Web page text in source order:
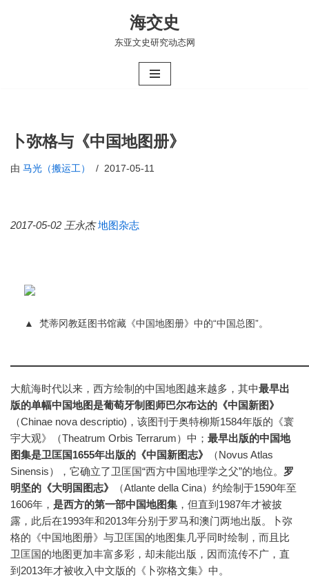
海交史
东亚文史研究动态网
卜弥格与《中国地图册》
由 马光（搬运工） 2017-05-11
2017-05-02 王永杰 地图杂志
▲ 梵蒂冈教廷图书馆藏《中国地图册》中的“中国总图”。
大航海时代以来，西方绘制的中国地图越来越多，其中最早出
版的单幅中国地图是葡萄牙制图师巴尔布达的《中国新图》
（Chinae nova descriptio)，该图刊于奥特柳斯1584年版的《寰
宇大观》（Theatrum Orbis Terrarum）中； 最早出版的中国地
图集是卫匡国1655年出版的《中国新图志》
（Novus Atlas
Sinensis），它确立了卫匡国“西方中国地理学之父”的地位。 罗
明坚的《大明国图志》
（Atlante della Cina）约绘制于1590年至
1606年， 是西方的第一部中国地图集 ，但直到1987年才被披
露，此后在1993年和2013年分别于罗马和澳门两地出版。卜弥
格的《中国地图册》与卫匡国的地图集几乎同时绘制，而且比
卫匡国的地图更加丰富多彩，却未能出版，因而流传不广，直
到2013年才被收入中文版的《卜弥格文集》中。